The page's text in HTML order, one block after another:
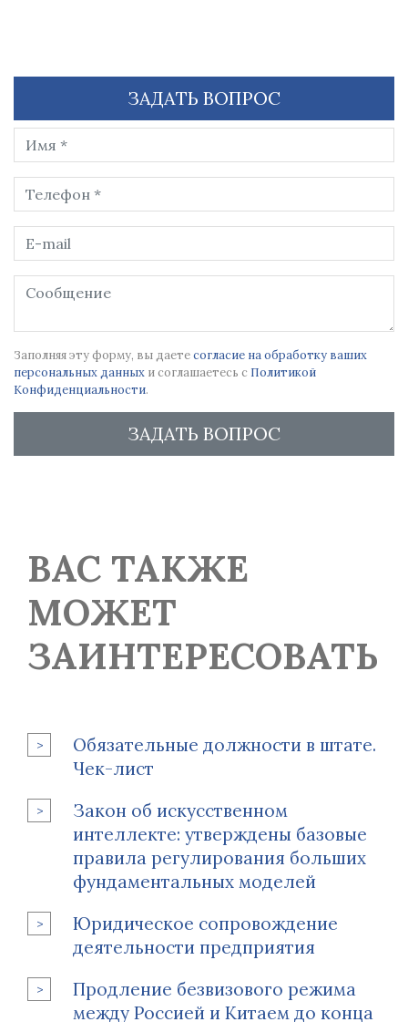
ЗАДАТЬ ВОПРОС
Заполняя эту форму, вы даетесогласие на обработку ваших
персональных данных и соглашаетесь с Политикой
Конфиденциальности.
ЗАДАТЬ ВОПРОС
ВАС ТАКЖЕ
МОЖЕТ
ЗАИНТЕРЕСОВАТЬ
Обязательные должности в штате.
Чек-лист
Закон об искусственном
интеллекте: утверждены базовые
правила регулирования больших
фундаментальных моделей
Юридическое сопровождение
деятельности предприятия
Продление безвизового режима
между Россией и Китаем до конца